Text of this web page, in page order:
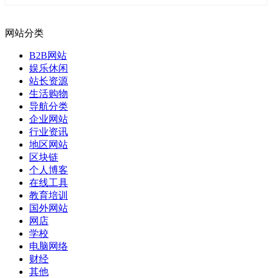
网站分类
B2B网站
娱乐休闲
站长资源
生活购物
导航分类
企业网站
行业资讯
地区网站
区块链
个人博客
在线工具
教育培训
国外网站
网店
学校
电脑网络
财经
其他